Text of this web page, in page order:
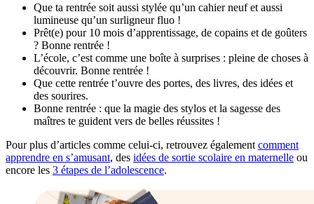
Que ta rentrée soit aussi stylée qu’un cahier neuf et aussi
lumineuse qu’un surligneur fluo !
Prêt(e) pour 10 mois d’apprentissage, de copains et de goûters
? Bonne rentrée !
L’école, c’est comme une boîte à surprises : pleine de choses à
découvrir. Bonne rentrée !
Que cette rentrée t’ouvre des portes, des livres, des idées et
des sourires.
Bonne rentrée : que la magie des stylos et la sagesse des
maîtres te guident vers de belles réussites !
Pour plus d’articles comme celui-ci, retrouvez également comment
apprendre en s’amusant, des idées de sortie scolaire en maternelle ou
encore les 3 étapes de l’adolescence.